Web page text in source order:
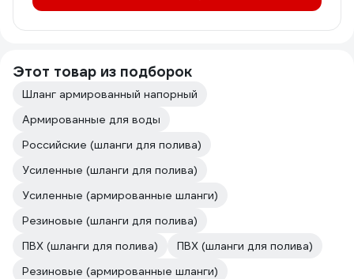
Этот товар из подборок
Шланг армированный напорный
Армированные для воды
Российские (шланги для полива)
Усиленные (шланги для полива)
Усиленные (армированные шланги)
Резиновые (шланги для полива)
ПВХ (шланги для полива)
ПВХ (шланги для полива)
Резиновые (армированные шланги)